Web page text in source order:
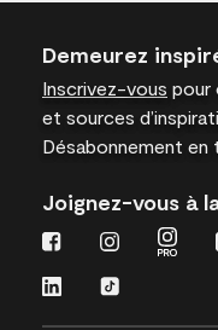
Demeurez
Inscrivez-vous pour
et sources
Désabonnement en
Joignez-vous à